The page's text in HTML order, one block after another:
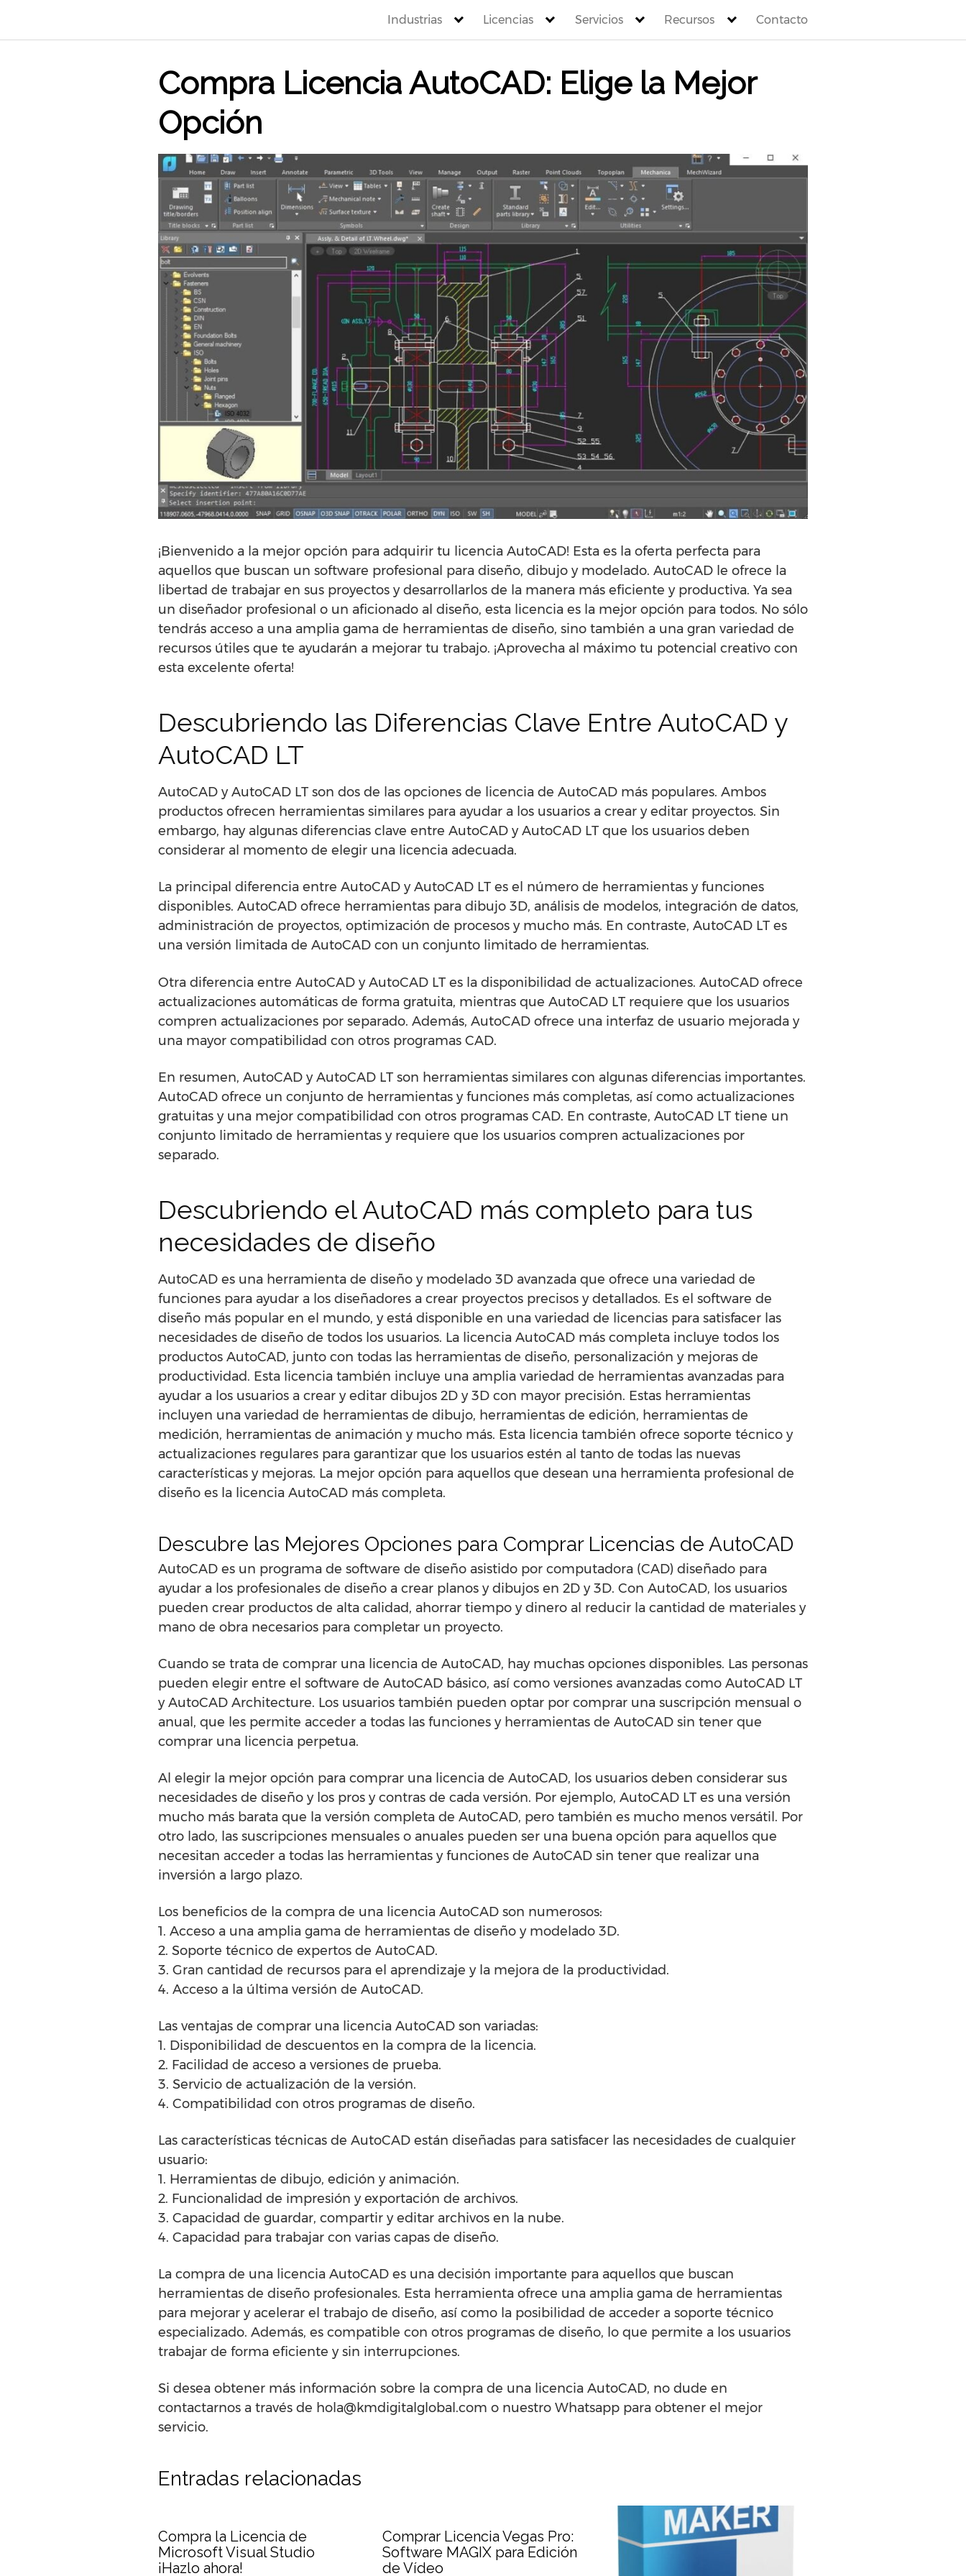
contenido
Industrias Licencias Servicios Recursos Contacto
Compra Licencia AutoCAD: Elige la Mejor
Opción
¡Bienvenido a la mejor opción para adquirir tu licencia AutoCAD! Esta es la oferta perfecta para
aquellos que buscan un software profesional para diseño, dibujo y modelado. AutoCAD le ofrece la
libertad de trabajar en sus proyectos y desarrollarlos de la manera más eficiente y productiva. Ya sea
un diseñador profesional o un aficionado al diseño, esta licencia es la mejor opción para todos. No sólo
tendrás acceso a una amplia gama de herramientas de diseño, sino también a una gran variedad de
recursos útiles que te ayudarán a mejorar tu trabajo. ¡Aprovecha al máximo tu potencial creativo con
esta excelente oferta!
Descubriendo las Diferencias Clave Entre AutoCAD y
AutoCAD LT
AutoCAD y AutoCAD LT son dos de las opciones de licencia de AutoCAD más populares. Ambos
productos ofrecen herramientas similares para ayudar a los usuarios a crear y editar proyectos. Sin
embargo, hay algunas diferencias clave entre AutoCAD y AutoCAD LT que los usuarios deben
considerar al momento de elegir una licencia adecuada.
La principal diferencia entre AutoCAD y AutoCAD LT es el número de herramientas y funciones
disponibles. AutoCAD ofrece herramientas para dibujo 3D, análisis de modelos, integración de datos,
administración de proyectos, optimización de procesos y mucho más. En contraste, AutoCAD LT es
una versión limitada de AutoCAD con un conjunto limitado de herramientas.
Otra diferencia entre AutoCAD y AutoCAD LT es la disponibilidad de actualizaciones. AutoCAD ofrece
actualizaciones automáticas de forma gratuita, mientras que AutoCAD LT requiere que los usuarios
compren actualizaciones por separado. Además, AutoCAD ofrece una interfaz de usuario mejorada y
una mayor compatibilidad con otros programas CAD.
En resumen, AutoCAD y AutoCAD LT son herramientas similares con algunas diferencias importantes.
AutoCAD ofrece un conjunto de herramientas y funciones más completas, así como actualizaciones
gratuitas y una mejor compatibilidad con otros programas CAD. En contraste, AutoCAD LT tiene un
conjunto limitado de herramientas y requiere que los usuarios compren actualizaciones por
separado.
Descubriendo el AutoCAD más completo para tus
necesidades de diseño
AutoCAD es una herramienta de diseño y modelado 3D avanzada que ofrece una variedad de
funciones para ayudar a los diseñadores a crear proyectos precisos y detallados. Es el software de
diseño más popular en el mundo, y está disponible en una variedad de licencias para satisfacer las
necesidades de diseño de todos los usuarios. La licencia AutoCAD más completa incluye todos los
productos AutoCAD, junto con todas las herramientas de diseño, personalización y mejoras de
productividad. Esta licencia también incluye una amplia variedad de herramientas avanzadas para
ayudar a los usuarios a crear y editar dibujos 2D y 3D con mayor precisión. Estas herramientas
incluyen una variedad de herramientas de dibujo, herramientas de edición, herramientas de
medición, herramientas de animación y mucho más. Esta licencia también ofrece soporte técnico y
actualizaciones regulares para garantizar que los usuarios estén al tanto de todas las nuevas
características y mejoras. La mejor opción para aquellos que desean una herramienta profesional de
diseño es la licencia AutoCAD más completa.
Descubre las Mejores Opciones para Comprar Licencias de AutoCAD
AutoCAD es un programa de software de diseño asistido por computadora (CAD) diseñado para
ayudar a los profesionales de diseño a crear planos y dibujos en 2D y 3D. Con AutoCAD, los usuarios
pueden crear productos de alta calidad, ahorrar tiempo y dinero al reducir la cantidad de materiales y
mano de obra necesarios para completar un proyecto.
Cuando se trata de comprar una licencia de AutoCAD, hay muchas opciones disponibles. Las personas
pueden elegir entre el software de AutoCAD básico, así como versiones avanzadas como AutoCAD LT
y AutoCAD Architecture. Los usuarios también pueden optar por comprar una suscripción mensual o
anual, que les permite acceder a todas las funciones y herramientas de AutoCAD sin tener que
comprar una licencia perpetua.
Al elegir la mejor opción para comprar una licencia de AutoCAD, los usuarios deben considerar sus
necesidades de diseño y los pros y contras de cada versión. Por ejemplo, AutoCAD LT es una versión
mucho más barata que la versión completa de AutoCAD, pero también es mucho menos versátil. Por
otro lado, las suscripciones mensuales o anuales pueden ser una buena opción para aquellos que
necesitan acceder a todas las herramientas y funciones de AutoCAD sin tener que realizar una
inversión a largo plazo.
Los beneficios de la compra de una licencia AutoCAD son numerosos:
1. Acceso a una amplia gama de herramientas de diseño y modelado 3D.
2. Soporte técnico de expertos de AutoCAD.
3. Gran cantidad de recursos para el aprendizaje y la mejora de la productividad.
4. Acceso a la última versión de AutoCAD.
Las ventajas de comprar una licencia AutoCAD son variadas:
1. Disponibilidad de descuentos en la compra de la licencia.
2. Facilidad de acceso a versiones de prueba.
3. Servicio de actualización de la versión.
4. Compatibilidad con otros programas de diseño.
Las características técnicas de AutoCAD están diseñadas para satisfacer las necesidades de cualquier
usuario:
1. Herramientas de dibujo, edición y animación.
2. Funcionalidad de impresión y exportación de archivos.
3. Capacidad de guardar, compartir y editar archivos en la nube.
4. Capacidad para trabajar con varias capas de diseño.
La compra de una licencia AutoCAD es una decisión importante para aquellos que buscan
herramientas de diseño profesionales. Esta herramienta ofrece una amplia gama de herramientas
para mejorar y acelerar el trabajo de diseño, así como la posibilidad de acceder a soporte técnico
especializado. Además, es compatible con otros programas de diseño, lo que permite a los usuarios
trabajar de forma eficiente y sin interrupciones.
Si desea obtener más información sobre la compra de una licencia AutoCAD, no dude en
contactarnos a través de hola@kmdigitalglobal.com o nuestro Whatsapp para obtener el mejor
servicio.
Entradas relacionadas
Compra la Licencia de
Microsoft Visual Studio
¡Hazlo ahora!
Comprar Licencia Vegas Pro:
Software MAGIX para Edición
de Vídeo